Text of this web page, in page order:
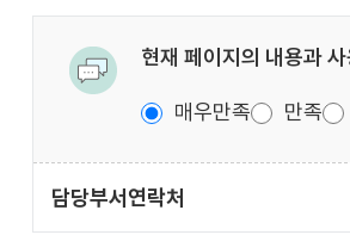
현재 페이지의 내용과
매우만족 만족
담당부서 연락처